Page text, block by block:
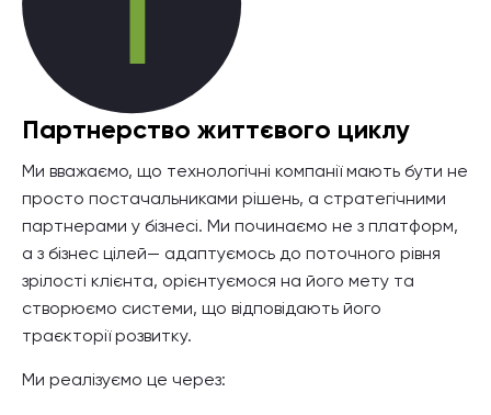
Партнерство життєвого циклу
Ми вважаємо, що технологічні компанії мають бути не
просто постачальниками рішень, а стратегічними
партнерами у бізнесі. Ми починаємо не з платформ,
а з бізнес цілей— адаптуємось до поточного рівня
зрілості клієнта, орієнтуємося на його мету та
створюємо системи, що відповідають його
траєкторії розвитку.
Ми реалізуємо це через: